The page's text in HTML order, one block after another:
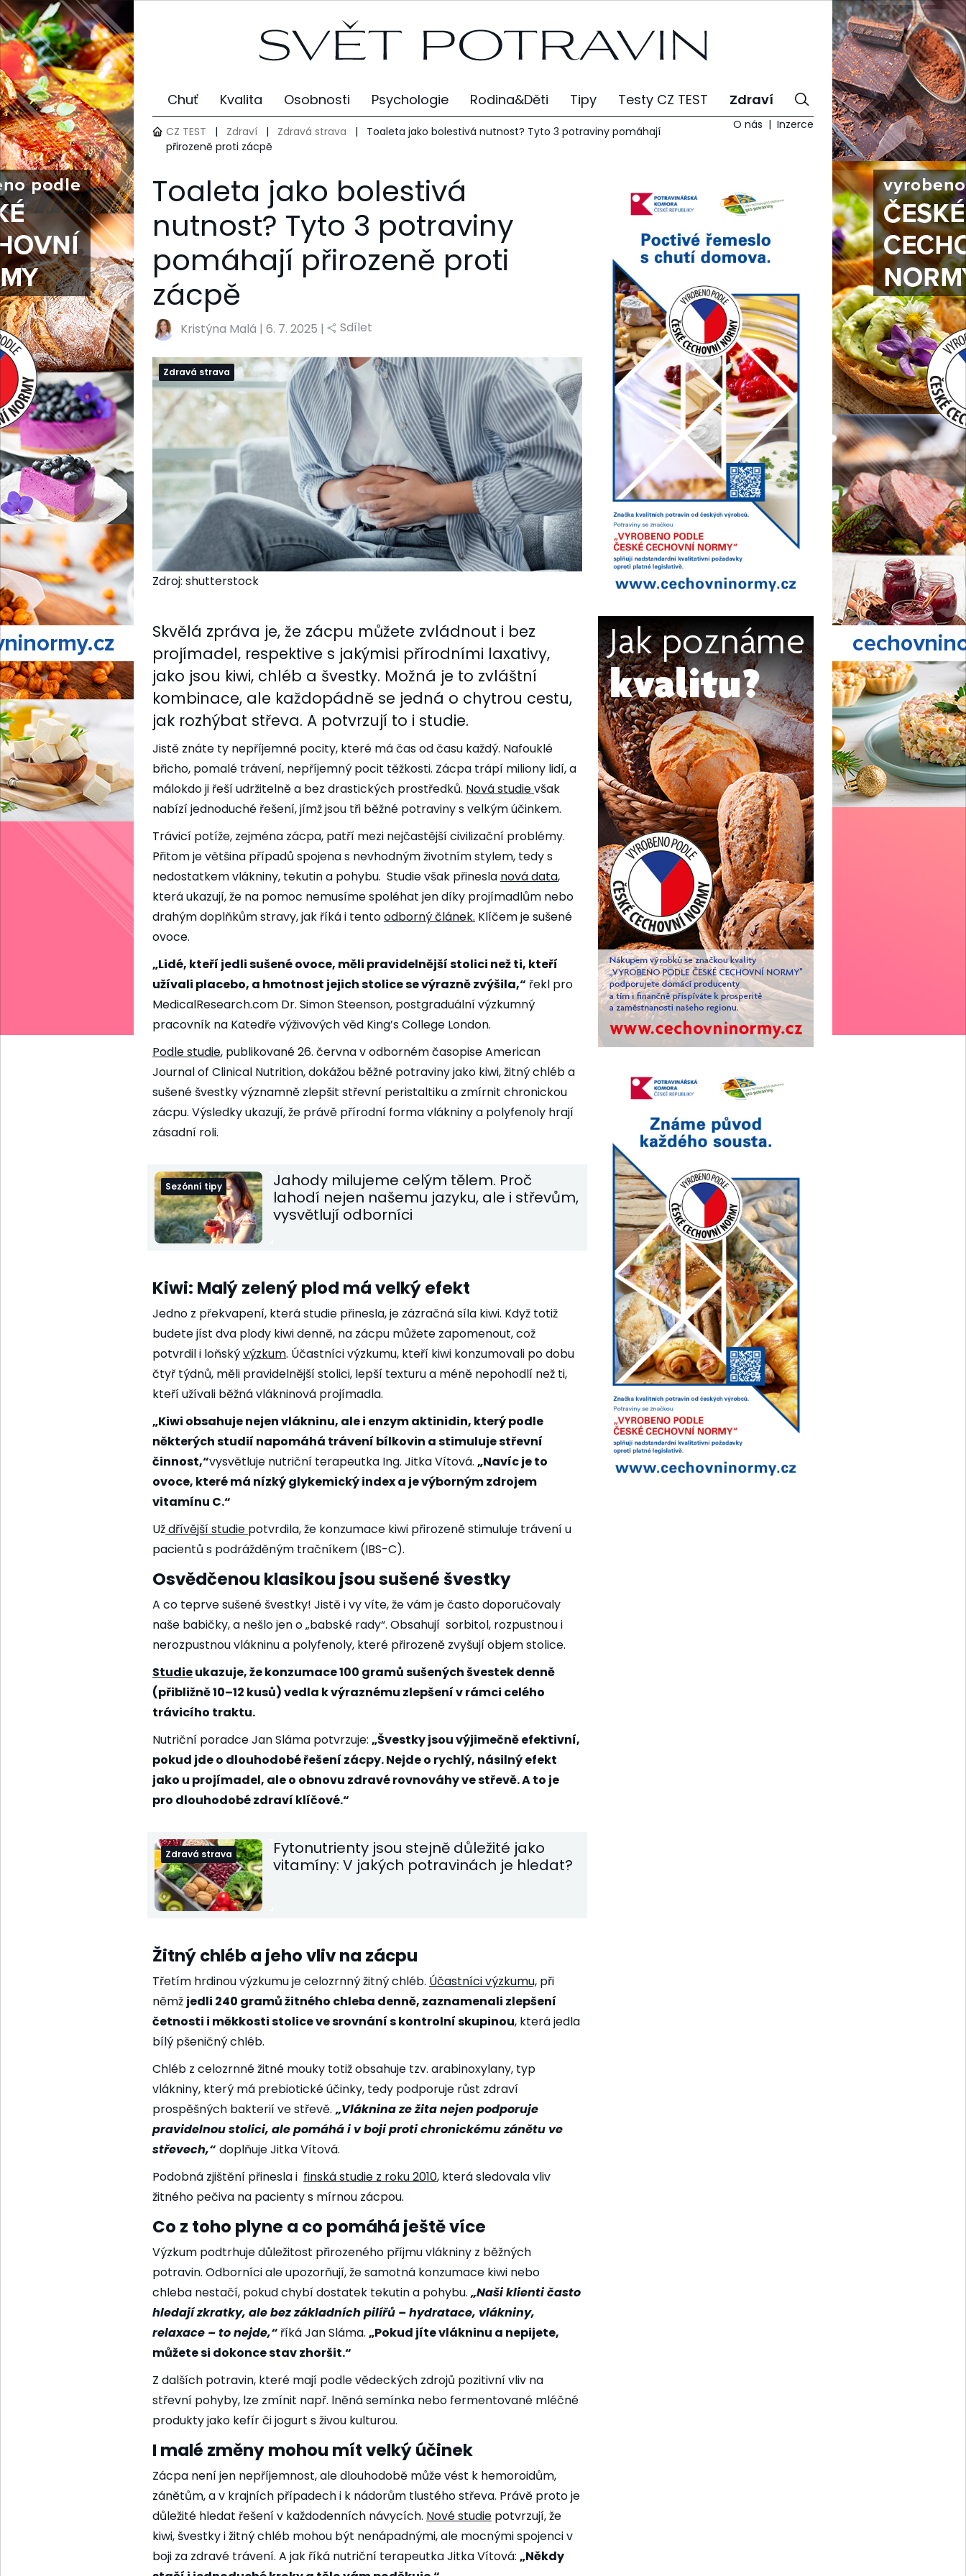
Chuť Kvalita Osobnosti Psychologie Rodina&Děti Tipy Testy CZ TEST Zdraví
CZ TEST | Zdraví | Zdravá strava |
Toaleta jako bolestivá nutnost? Tyto 3 potraviny pomáhají
přirozeně proti zácpě
O nás Inzerce
Toaleta jako bolestivá
nutnost? Tyto 3 potraviny
pomáhají přirozeně proti
zácpě
Kristýna Malá | 6. 7. 2025 | Sdílet
Zdravá strava
Zdroj: shutterstock
Skvělá zpráva je, že zácpu můžete zvládnout i bez
projímadel, respektive s jakýmisi přírodními laxativy,
jako jsou kiwi, chléb a švestky. Možná je to zvláštní
kombinace, ale každopádně se jedná o chytrou cestu,
jak rozhýbat střeva. A potvrzují to i studie.
Jistě znáte ty nepříjemné pocity, které má čas od času každý. Nafouklé
břicho, pomalé trávení, nepříjemný pocit těžkosti. Zácpa trápí miliony lidí, a
málokdo ji řeší udržitelně a bez drastických prostředků. Nová studievšak
nabízí jednoduché řešení, jímž jsou tři běžné potraviny s velkým účinkem.
Trávicí potíže, zejména zácpa, patří mezi nejčastější civilizační problémy.
Přitom je většina případů spojena s nevhodným životním stylem, tedy s
nedostatkem vlákniny, tekutin a pohybu. Studievšak přinesla nová data,
která ukazují, že na pomoc nemusíme spoléhat jen díky projímadlům nebo
drahým doplňkům stravy, jak říká i tentoodborný článek. Klíčem je sušené
ovoce.
„Lidé, kteří jedli sušené ovoce, měli pravidelnější stolici než ti, kteří
užívali placebo, a hmotnost jejich stolice se výrazně zvýšila,“ řekl pro
MedicalResearch.com Dr. Simon Steenson, postgraduální výzkumný
pracovník na Katedře výživových věd King’s College London.
Podlestudie, publikované 26. června v odborném časopise American
Journal of Clinical Nutrition, dokážou běžné potraviny jako kiwi, žitný chléb a
sušené švestky významně zlepšit střevní peristaltiku a zmírnit chronickou
zácpu. Výsledky ukazují, že právě přírodní forma vlákniny a polyfenoly hrají
zásadní roli.
Sezónní tipy
Jahody milujeme celým tělem. Proč
lahodí nejen našemu jazyku, ale i střevům,
vysvětlují odborníci
Kiwi: Malý zelený plod má velký efekt
Jedno z překvapení, která studie přinesla, je zázračná síla kiwi. Když totiž
budete jíst dva plody kiwi denně, na zácpu můžete zapomenout, což
potvrdil i loňskývýzkum. Účastníci výzkumu, kteří kiwi konzumovali po dobu
čtyř týdnů, měli pravidelnější stolici, lepší texturu a méně nepohodlí než ti,
kteří užívali běžná vlákninová projímadla.
„Kiwi obsahuje nejen vlákninu, ale i enzym aktinidin, který podle
některých studií napomáhá trávení bílkovin a stimuluje střevní
činnost,“vysvětluje nutriční terapeutka Ing. Jitka Vítová. „Navíc je to
ovoce, které má nízký glykemický index a je výborným zdrojem
vitamínu C.“
Uždřívější studie potvrdila, že konzumace kiwi přirozeně stimuluje trávení u
pacientů s podrážděným tračníkem (IBS-C).
Osvědčenou klasikou jsou sušené švestky
A co teprve sušené švestky! Jistě i vy víte, že vám je často doporučovaly
naše babičky, a nešlo jen o „babské rady“. Obsahují sorbitol, rozpustnou i
nerozpustnou vlákninu a polyfenoly, které přirozeně zvyšují objem stolice.
Studieukazuje, že konzumace 100 gramů sušených švestek denně
(přibližně 10–12 kusů) vedla k výraznému zlepšení v rámci celého
trávicího traktu.
Nutriční poradce Jan Sláma potvrzuje: „Švestky jsou výjimečně efektivní,
pokud jde o dlouhodobé řešení zácpy. Nejde o rychlý, násilný efekt
jako u projímadel, ale o obnovu zdravé rovnováhy ve střevě. A to je
pro dlouhodobé zdraví klíčové.“
Zdravá strava
Fytonutrienty jsou stejně důležité jako
vitamíny: V jakých potravinách je hledat?
Žitný chléb a jeho vliv na zácpu
Třetím hrdinou výzkumu je celozrnný žitný chléb. Účastníci výzkumu, při
němž jedli 240 gramůžitného chleba denně, zaznamenali zlepšení
četnosti i měkkosti stolice ve srovnání s kontrolní skupinou, která jedla
bílý pšeničný chléb.
Chléb z celozrnné žitné mouky totiž obsahuje tzv. arabinoxylany, typ
vlákniny, který má prebiotické účinky, tedy podporuje růst zdraví
prospěšných bakterií ve střevě. „Vláknina ze žita nejen podporuje
pravidelnou stolici, ale pomáhá i v boji proti chronickému zánětu ve
střevech,“ doplňuje Jitka Vítová.
Podobná zjištění přinesla i finská studie z roku 2010, která sledovala vliv
žitného pečiva na pacienty s mírnou zácpou.
Co z toho plyne a co pomáhá ještě více
Výzkum podtrhuje důležitost přirozeného příjmu vlákniny z běžných
potravin. Odborníci ale upozorňují, že samotná konzumace kiwi nebo
chleba nestačí, pokud chybí dostatek tekutin a pohybu. „Naši klienti často
hledají zkratky, ale bez základních pilířů – hydratace, vlákniny,
relaxace – to nejde,“ říká Jan Sláma. „Pokud jíte vlákninu a nepijete,
můžete si dokonce stav zhoršit.“
Z dalších potravin, které mají podle vědeckých zdrojů pozitivní vliv na
střevní pohyby, lze zmínit např. lněná semínka nebo fermentované mléčné
produkty jako kefír či jogurt s živou kulturou.
I malé změny mohou mít velký účinek
Zácpa není jen nepříjemnost, ale dlouhodobě může vést k hemoroidům,
zánětům, a v krajních případech i k nádorům tlustého střeva. Právě proto je
důležité hledat řešení v každodenních návycích. Nové studie potvrzují, že
kiwi, švestky i žitný chléb mohou být nenápadnými, ale mocnými spojenci v
boji za zdravé trávení. A jak říká nutriční terapeutka Jitka Vítová: „Někdy